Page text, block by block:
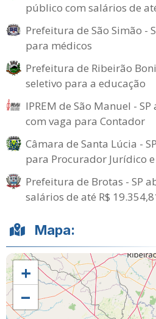
público com salários de
Prefeitura de São Simão -
para médicos
Prefeitura de Ribeirão
seletivo para a educação
IPREM de São Manuel -
com vaga para Contador
Câmara de Santa Lúcia -
para Procurador Jurídico
Prefeitura de Brotas - SP
salários de até R$
Mapa:
+
−